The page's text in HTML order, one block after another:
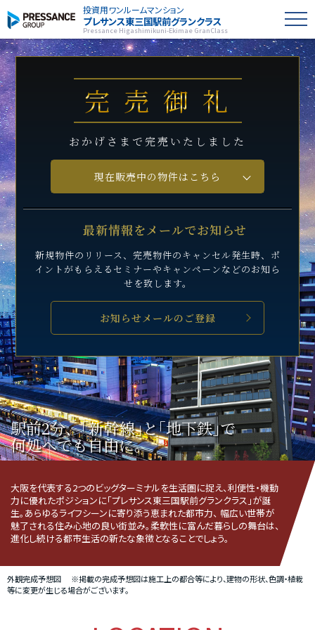
投資用ワンルームマンション
プレサンス東三国駅前グランクラス
Pressance Higashimikuni-Ekimae GranClass
完売御礼
おかげさまで完売いたしました
最新情報をメールでお知らせ
新規物件のリリース、完売物件のキャンセル発生時、 ポ
イントがもらえるセミナーやキャンペーンなどのお知ら
せを致します。
お知らせメールのご登録
現在販売中の物件はこちら
駅前2分、｢新幹線｣と｢地下鉄｣で
何処へでも自由に。
大阪を代表する2つのビッグターミナルを生活圏に捉え、利便性・機動
力に優れたポジションに「プレサンス東三国駅前グランクラス」が誕
生。あらゆるライフシーンに寄り添う恵まれた都市力、 幅広い世帯が
魅了される住み心地の良い街並み。柔軟性に富んだ暮らしの舞台は、
進化し続ける都市生活の新たな象徴となることでしょう。
外観完成予想図 ※掲載の完成予想図は施工上の都合等により、建物の形状、色調・植栽
等に変更が生じる場合がございます。